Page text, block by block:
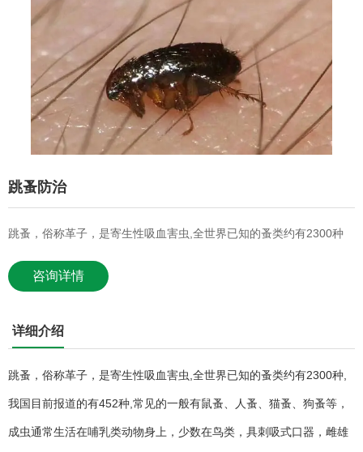
跳蚤防治
跳蚤，俗称革子，是寄生性吸血害虫,全世界已知的蚤类约有2300种
咨询详情
详细介绍
跳蚤，俗称革子，是寄生性吸血害虫,全世界已知的蚤类约有2300种,
我国目前报道的有452种,常见的一般有鼠蚤、人蚤、猫蚤、狗蚤等，
成虫通常生活在哺乳类动物身上，少数在鸟类，具刺吸式口器，雌雄